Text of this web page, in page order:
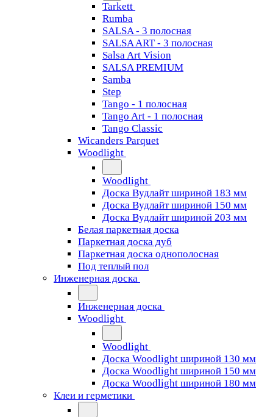
Tarkett
Rumba
SALSA - 3 полосная
SALSA ART - 3 полосная
Salsa Art Vision
SALSA PREMIUM
Samba
Step
Tango - 1 полосная
Tango Art - 1 полосная
Tango Classiс
Wicanders Parquet
Woodlight
Woodlight
Доска Вудлайт шириной 183 мм
Доска Вудлайт шириной 150 мм
Доска Вудлайт шириной 203 мм
Белая паркетная доска
Паркетная доска дуб
Паркетная доска однополосная
Под теплый пол
Инженерная доска
Инженерная доска
Woodlight
Woodlight
Доска Woodlight шириной 130 мм
Доска Woodlight шириной 150 мм
Доска Woodlight шириной 180 мм
Клеи и герметики